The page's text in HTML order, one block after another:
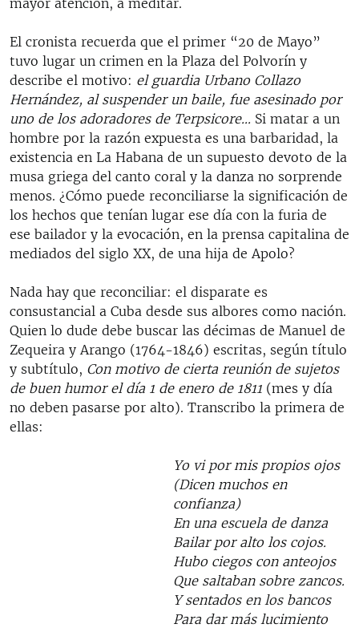
El cronista recuerda que el primer “20 de Mayo”
tuvo lugar un crimen en la Plaza del Polvorín y
describe el motivo: el guardia Urbano Collazo
Hernández, al suspender un baile, fue asesinado por
uno de los adoradores de Terpsicore... Si matar a un
hombre por la razón expuesta es una barbaridad, la
existencia en La Habana de un supuesto devoto de la
musa griega del canto coral y la danza no sorprende
menos. ¿Cómo puede reconciliarse la significación de
los hechos que tenían lugar ese día con la furia de
ese bailador y la evocación, en la prensa capitalina de
mediados del siglo XX, de una hija de Apolo?
Nada hay que reconciliar: el disparate es
consustancial a Cuba desde sus albores como nación.
Quien lo dude debe buscar las décimas de Manuel de
Zequeira y Arango (1764-1846) escritas, según título
y subtítulo, Con motivo de cierta reunión de sujetos
de buen humor el día 1 de enero de 1811 (mes y día
no deben pasarse por alto). Transcribo la primera de
ellas:
Yo vi por mis propios ojos
(Dicen muchos en
confianza)
En una escuela de danza
Bailar por alto los cojos.
Hubo ciegos con anteojos
Que saltaban sobre zancos.
Y sentados en los bancos
Para dar más lucimiento